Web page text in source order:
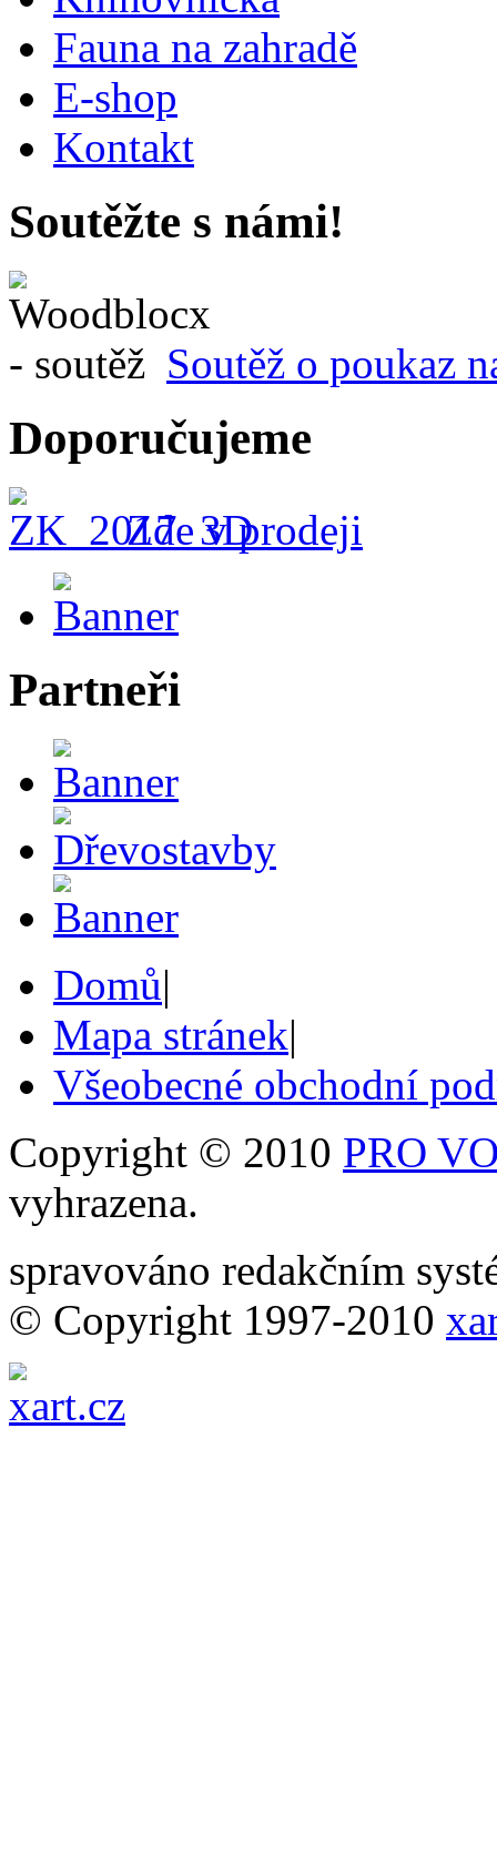
Fauna na zahradě
E-shop
Kontakt
Soutěžte s námi!
Soutěž o poukaz
Doporučujeme
Zde v prodeji
Partneři
Domů|
Mapa stránek|
Všeobecné obchodní
Copyright © 2010 PRO
vyhrazena.
spravováno redakčním
© Copyright 1997-2010